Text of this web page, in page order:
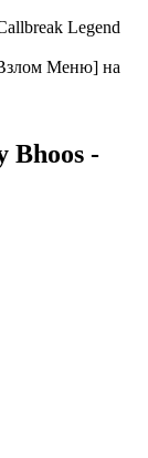
Legend
Bhoos -